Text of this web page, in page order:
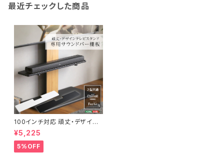
最近チェックした商品
100インチ対応 頑丈・デザイン
テレビスタンド専用サウンドバー
棚板 HBWAT
¥5,225
5%OFF